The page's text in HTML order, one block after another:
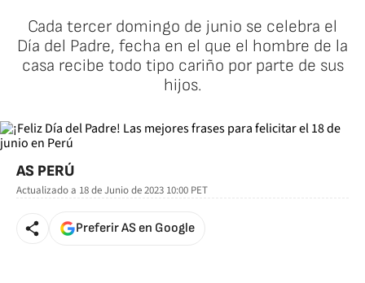
Cada tercer domingo de junio se celebra el
Día del Padre, fecha en el que el hombre de la
casa recibe todo tipo cariño por parte de sus
hijos.
AS PERÚ
Actualizado a 18 de Junio de 2023 10:00 PET
Preferir AS en Google